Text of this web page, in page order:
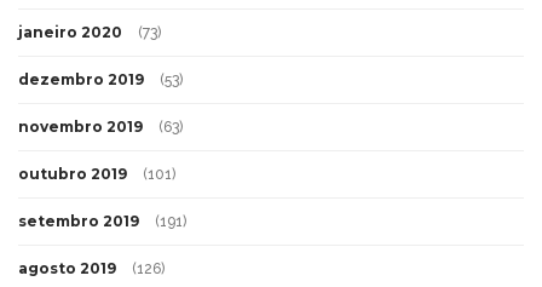
janeiro 2020 (73)
dezembro 2019 (53)
novembro 2019 (63)
outubro 2019 (101)
setembro 2019 (191)
agosto 2019 (126)